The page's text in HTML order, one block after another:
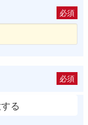
必須
必須
る